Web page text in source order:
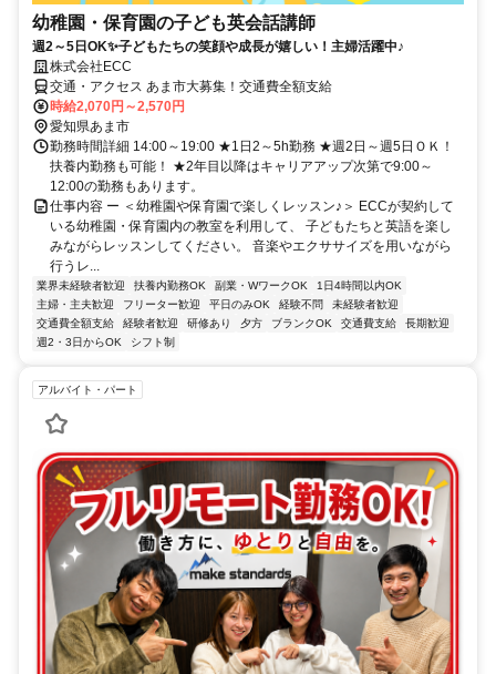
幼稚園・保育園の子ども英会話講師
週2～5日OK✨子どもたちの笑顔や成長が嬉しい！主婦活躍中♪
株式会社ECC
交通・アクセス あま市大募集！交通費全額支給
時給2,070円～2,570円
愛知県あま市
勤務時間詳細 14:00～19:00 ★1日2～5h勤務 ★週2日～週5日ＯＫ！
扶養内勤務も可能！ ★2年目以降はキャリアアップ次第で9:00～
12:00の勤務もあります。
仕事内容 ー ＜幼稚園や保育園で楽しくレッスン♪＞ ECCが契約して
いる幼稚園・保育園内の教室を利用して、 子どもたちと英語を楽し
みながらレッスンしてください。 音楽やエクササイズを用いながら
行うレ...
業界未経験者歓迎 扶養内勤務OK 副業・WワークOK
1日4時間以内OK
主婦・主夫歓迎
フリーター歓迎 平日のみOK 経験不問
未経験者歓迎
交通費全額支給
経験者歓迎 研修あり 夕方 ブランクOK 交通費支給
長期歓迎
週2・3日からOK
シフト制
アルバイト・パート